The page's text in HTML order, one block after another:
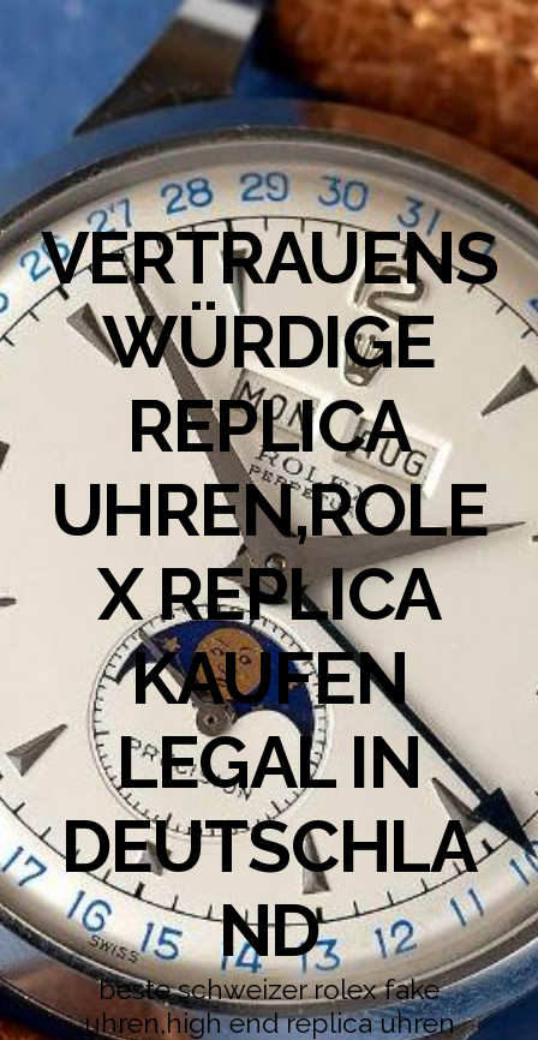
VERTRAUENS
WÜRDIGE
REPLICA
UHREN,ROLE
X REPLICA
KAUFEN
LEGAL IN
DEUTSCHLA
ND
beste schweizer rolex fake
uhren,high end replica uhren